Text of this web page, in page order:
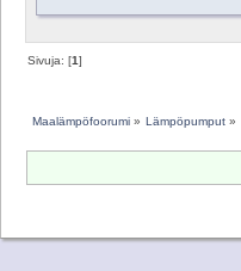
Sivuja: [1]
Maalämpöfoorumi» Lämpöpumput »